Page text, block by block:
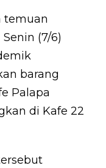
temuan
(7/6)
barang
Palapa
di Kafe 22